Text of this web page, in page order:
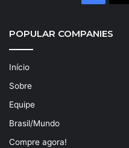
POPULAR COMPANIES
Início
Sobre
Equipe
Brasil/Mundo
Compre agora!